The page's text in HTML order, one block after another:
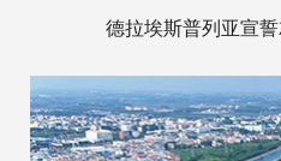
德拉埃斯普列亚宣